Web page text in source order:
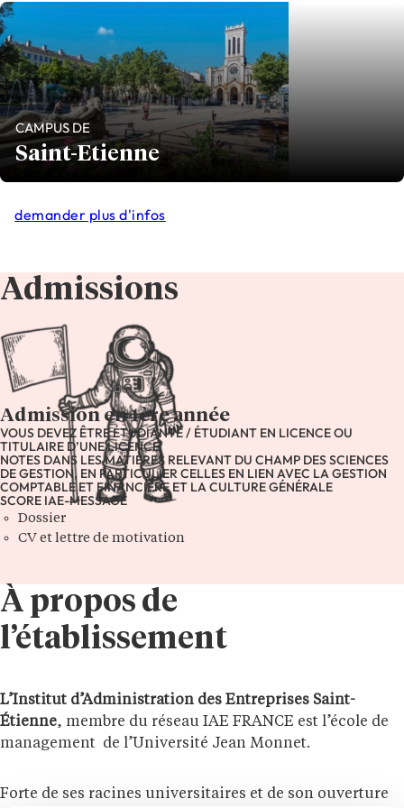
CAMPUS DE
Saint-Etienne
demander plus d'infos
Admissions
Admission en 1ère année
VOUS DEVEZ ÊTRE ÉTUDIANTE / ÉTUDIANT EN LICENCE OU
TITULAIRE D’UNE LICENCE
NOTES DANS LES MATIÈRES RELEVANT DU CHAMP DES SCIENCES
DE GESTION, EN PARTICULIER CELLES EN LIEN AVEC LA GESTION
COMPTABLE ET FINANCIÈRE ET LA CULTURE GÉNÉRALE
SCORE IAE-MESSAGE
Dossier
CV et lettre de motivation
À propos de
l’établissement
L’Institut d’Administration des Entreprises Saint-
Étienne, membre du réseau IAE FRANCE est l’école de
management de l’Université Jean Monnet.
Forte de ses racines universitaires et de son ouverture